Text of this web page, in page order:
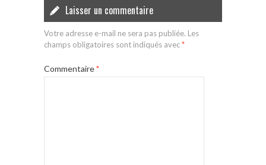
Laisser un commentaire
Votre adresse e-mail ne sera pas publiée. Les
champs obligatoires sont indiqués avec*
Commentaire*